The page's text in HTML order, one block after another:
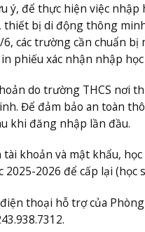
ý, để thực hiện việc
thiết bị di động thông
các trường cần chuẩn
phiếu xác nhận nhập
do trường THCS nơi
Để đảm bảo an toàn
khi đăng nhập lần đầu.
khoản và mật khẩu,
2025-2026 để cấp lại
thoại hỗ trợ của